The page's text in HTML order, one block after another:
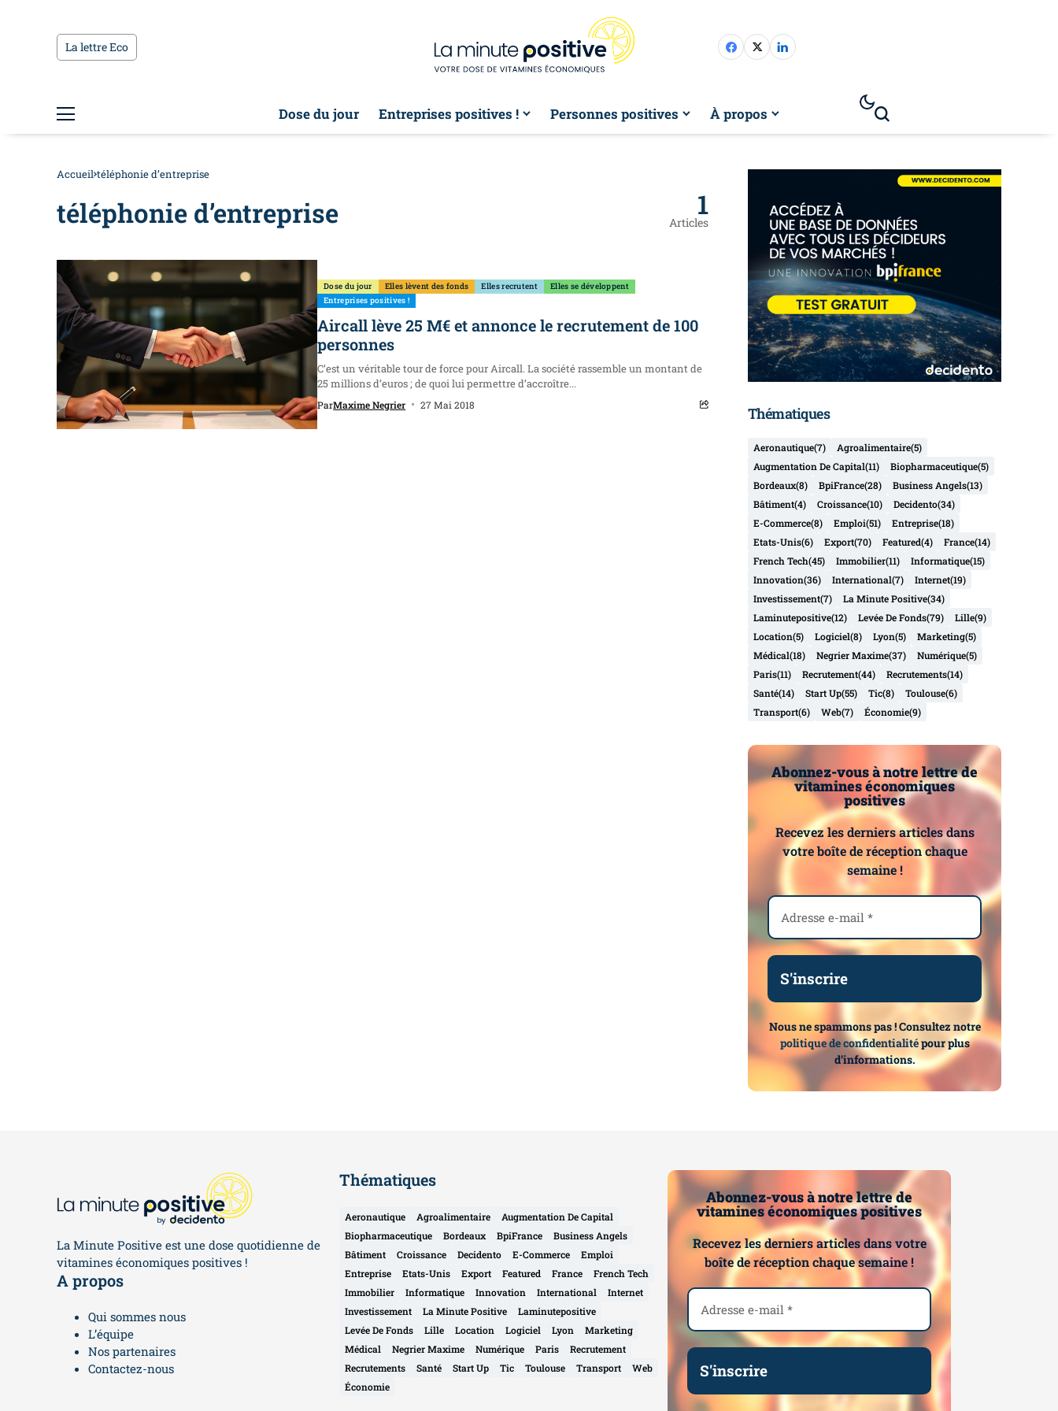
La lettre Eco
Dose du jour Entreprises positives ! Personnes positives À propos
Accueil téléphonie d’entreprise
téléphonie d’entreprise 1
Articles
Dose du jour Elles lèvent des fonds Elles recrutent
Elles se développent
Entreprises positives !
Aircall lève 25 M€ et annonce le recrutement de 100
personnes
C’est un véritable tour de force pour Aircall. La société rassemble un montant de
25 millions d’euros ; de quoi lui permettre d’accroître...
ParMaxime Negrier 27 Mai 2018 Thématiques
Aeronautique(7) Agroalimentaire(5)
Augmentation De Capital(11) Biopharmaceutique(5)
Bordeaux(8) BpiFrance(28) Business Angels(13)
Bâtiment(4) Croissance(10) Decidento(34)
E-Commerce(8) Emploi(51) Entreprise(18)
Etats-Unis(6) Export(70) Featured(4) France(14)
French Tech(45) Immobilier(11) Informatique(15)
Innovation(36) International(7) Internet(19)
Investissement(7) La Minute Positive(34)
Laminutepositive(12) Levée De Fonds(79) Lille(9)
Location(5) Logiciel(8) Lyon(5) Marketing(5)
Médical(18) Negrier Maxime(37) Numérique(5)
Paris(11) Recrutement(44) Recrutements(14)
Santé(14) Start Up(55) Tic(8) Toulouse(6)
Transport(6) Web(7) Économie(9)
Abonnez-vous à notre lettre de
vitamines économiques
positives
Recevez les derniers articles dans
votre boîte de réception chaque
semaine !
Nous ne spammons pas ! Consultez notre
politique de confidentialitépour plus
d’informations.
La Minute Positive est une dose quotidienne de
vitamines économiques positives !
A propos
Qui sommes nous
L’équipe
Nos partenaires
Contactez-nous
Thématiques
Aeronautique Agroalimentaire
Augmentation De Capital
Biopharmaceutique
Bordeaux BpiFrance
Business Angels
Bâtiment
Croissance Decidento E-Commerce
Emploi
Entreprise
Etats-Unis Export Featured France
French Tech
Immobilier
Informatique Innovation International
Internet
Investissement
La Minute Positive
Laminutepositive
Levée De Fonds
Lille Location Logiciel Lyon
Marketing
Médical
Negrier Maxime Numérique Paris
Recrutement
Recrutements
Santé Start Up Tic Toulouse Transport
Web
Économie
Abonnez-vous à notre lettre de
vitamines économiques positives
Recevez les derniers articles dans votre
boîte de réception chaque semaine !